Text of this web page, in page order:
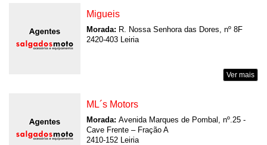
Migueis
Morada: R. Nossa Senhora das Dores, nº 8F
2420-403 Leiria
Ver mais
ML´s Motors
Morada: Avenida Marques de Pombal, nº.25 -
Cave Frente – Fração A
2410-152 Leiria